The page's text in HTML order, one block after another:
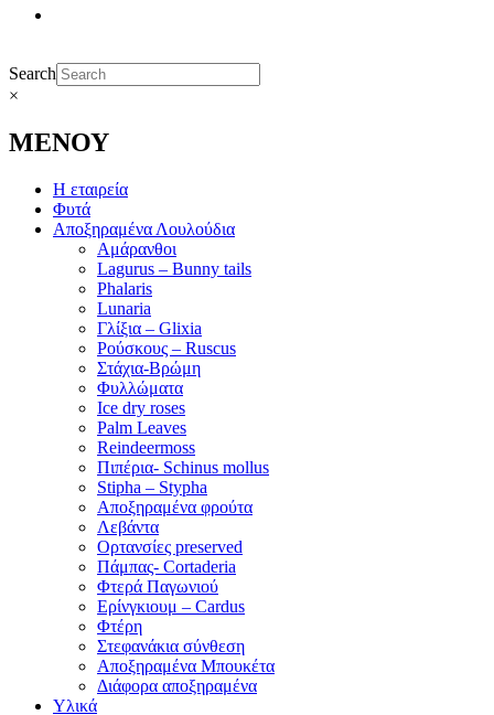
Search
×
ΜΕΝΟΥ
Η εταιρεία
Φυτά
Αποξηραμένα Λουλούδια
Αμάρανθοι
Lagurus – Bunny tails
Phalaris
Lunaria
Γλίξια – Glixia
Ρούσκους – Ruscus
Στάχια-Βρώμη
Φυλλώματα
Ice dry roses
Palm Leaves
Reindeermoss
Πιπέρια- Schinus mollus
Stipha – Stypha
Αποξηραμένα φρούτα
Λεβάντα
Ορτανσίες preserved
Πάμπας- Cortaderia
Φτερά Παγωνιού
Ερίνγκιουμ – Cardus
Φτέρη
Στεφανάκια σύνθεση
Αποξηραμένα Μπουκέτα
Διάφορα αποξηραμένα
Υλικά